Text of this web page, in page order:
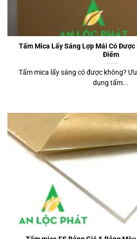
Tấm Mica Lấy Sáng Lợp Mái Có Được
Điểm
Tấm mica lấy sáng có được không?
dụng tấm...